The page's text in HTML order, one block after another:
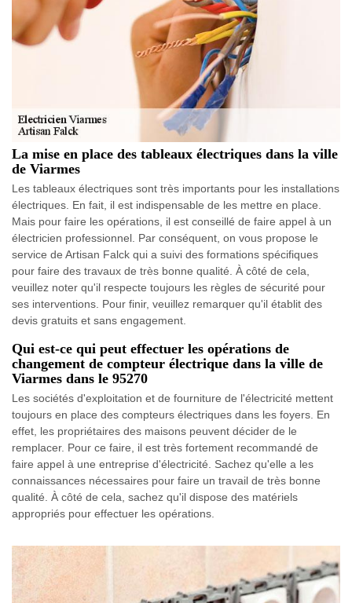
La mise en place des tableaux électriques dans la ville
de Viarmes
Les tableaux électriques sont très importants pour les installations
électriques. En fait, il est indispensable de les mettre en place.
Mais pour faire les opérations, il est conseillé de faire appel à un
électricien professionnel. Par conséquent, on vous propose le
service de Artisan Falck qui a suivi des formations spécifiques
pour faire des travaux de très bonne qualité. À côté de cela,
veuillez noter qu'il respecte toujours les règles de sécurité pour
ses interventions. Pour finir, veuillez remarquer qu'il établit des
devis gratuits et sans engagement.
Qui est-ce qui peut effectuer les opérations de
changement de compteur électrique dans la ville de
Viarmes dans le 95270
Les sociétés d'exploitation et de fourniture de l'électricité mettent
toujours en place des compteurs électriques dans les foyers. En
effet, les propriétaires des maisons peuvent décider de le
remplacer. Pour ce faire, il est très fortement recommandé de
faire appel à une entreprise d'électricité. Sachez qu'elle a les
connaissances nécessaires pour faire un travail de très bonne
qualité. À côté de cela, sachez qu'il dispose des matériels
appropriés pour effectuer les opérations.